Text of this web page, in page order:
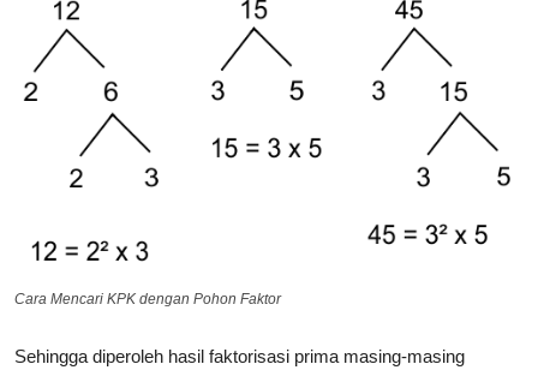
Cara Mencari KPK dengan Pohon Faktor
Sehingga diperoleh hasil faktorisasi prima masing-masing